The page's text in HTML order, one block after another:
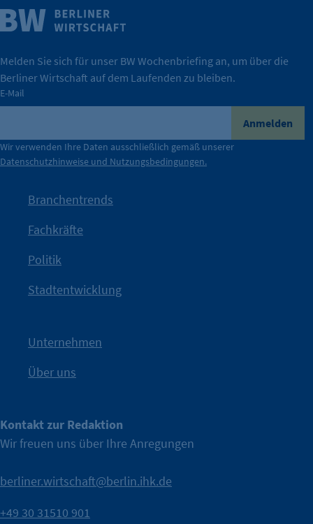
IHK Berlin. Offizieller Unterstützer der Berliner Wirtschaft.
Nach einer aufmerksamkeitsstarken Teaserphase geht die
Kampagne der IHK Berlin in die nächste Stufe. Mit
IHK?“wurde bewusst Neugier geweckt und Gespräche
mit Haltung.
Die Unternehmer stehen stellvertretend für die Vielfalt
der Berliner Wirtschaft.
Durch ihre Perspektiven wird deutlich, was der Claim
konkret bedeutet – und wie die IHK Berlin Unternehmen
tatsächlich unterstützt.
Wirtschaft.
Weitere Infos
Melden Sie sich für unser BW Wochenbriefing an, um über die
Berliner Wirtschaft auf dem Laufenden zu bleiben.
E-Mail
Anmelden
Wir verwenden Ihre Daten ausschließlich gemäß unserer
Datenschutzhinweise und Nutzungsbedingungen.
Branchentrends
Fachkräfte
Politik
Stadtentwicklung
Unternehmen
Über uns
Kontakt zur Redaktion
Wir freuen uns über Ihre Anregungen
berliner.wirtschaft@berlin.ihk.de
+49 30 31510 901